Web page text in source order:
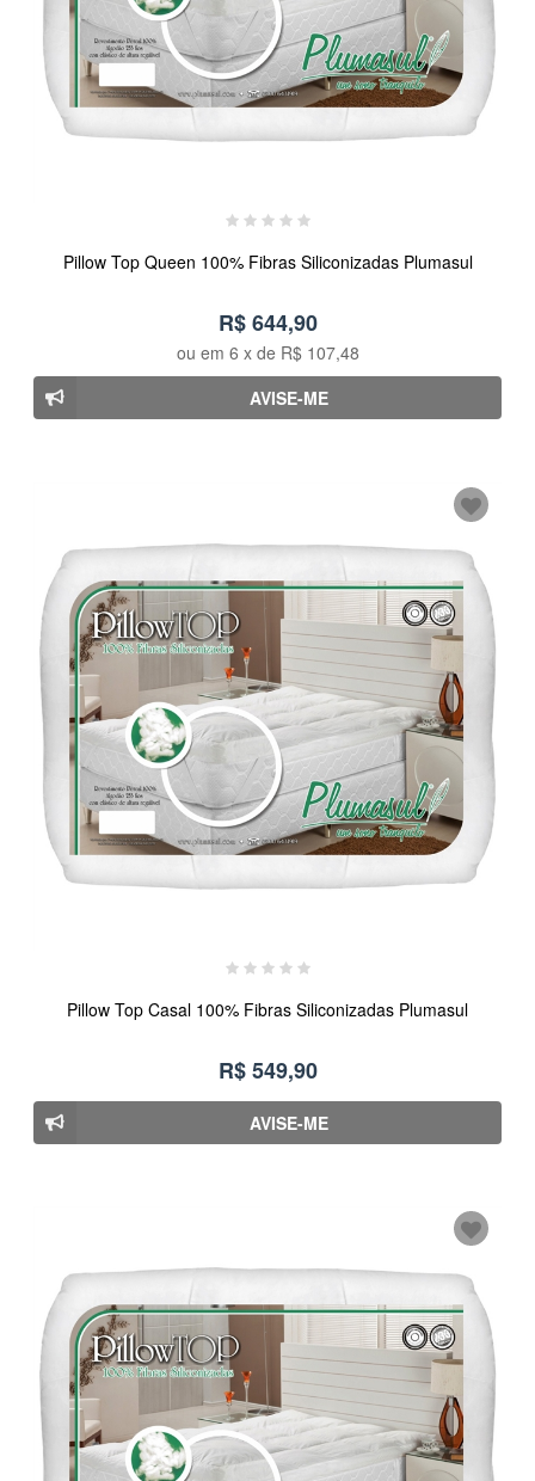
Pillow Top Queen 100% Fibras Siliconizadas Plumasul
R$ 644,90
ou em 6 x de R$ 107,48
AVISE-ME
Pillow Top Casal 100% Fibras Siliconizadas Plumasul
R$ 549,90
AVISE-ME